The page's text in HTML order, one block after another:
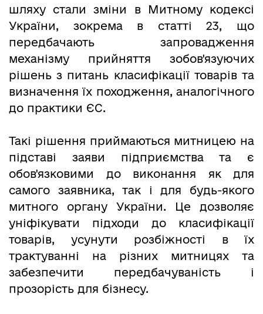
шляху стали зміни в Митному кодексі
України, зокрема в статті 23, що
передбачають запровадження
механізму прийняття зобов'язуючих
рішень з питань класифікації товарів та
визначення їх походження, аналогічного
до практики ЄС.
Такі рішення приймаються митницею на
підставі заяви підприємства та є
обов'язковими до виконання як для
самого заявника, так і для будь-якого
митного органу України. Це дозволяє
уніфікувати підходи до класифікації
товарів, усунути розбіжності в їх
трактуванні на різних митницях та
забезпечити передбачуваність і
прозорість для бізнесу.